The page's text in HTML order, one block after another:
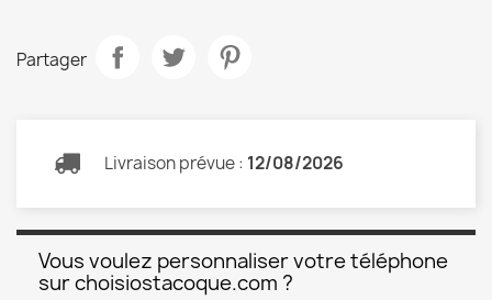
Partager
Livraison prévue : 12/08/2026
Vous voulez personnaliser votre téléphone
sur choisiostacoque.com ?